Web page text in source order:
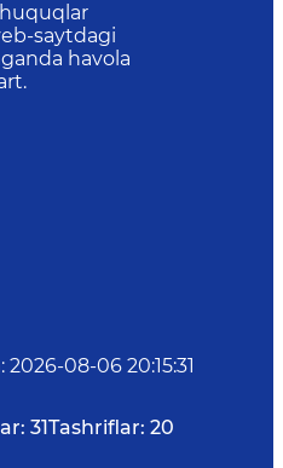
saytdagi
havola
: 2026-08-06 20:15:31
31Tashriflar: 20